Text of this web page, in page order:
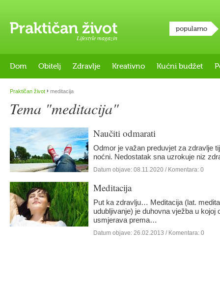
Lifestyle magazin
popularno
Dom Obitelj Zdravlje Kreativno Kućni budžet
Praktičan život › meditacija
Tema "meditacija"
Naučiti odmarati
Odmor je važan preduvjet za zdravlje
noćni. Nedostatak sna uzrokuje niz
Datum objave: 08.11.2020 / Komentara: 0
Meditacija
Put ka zdravlju… Meditacija (lat.
udubljivanje) je duhovna vježba u kojoj
usmjerava prema…
Datum objave: 26.02.2013 / Komentara: 0